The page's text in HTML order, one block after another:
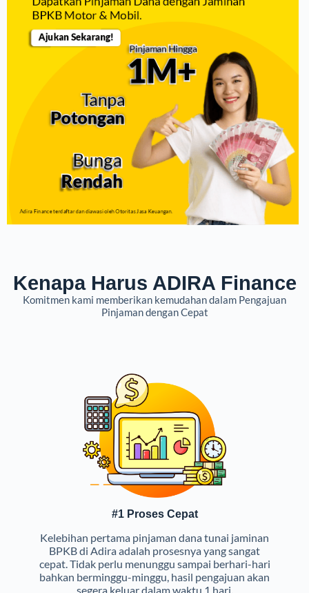
Kenapa Harus ADIRA Finance
Komitmen kami memberikan kemudahan dalam Pengajuan
Pinjaman dengan Cepat
#1 Proses Cepat
Kelebihan pertama pinjaman dana tunai jaminan
BPKB di Adira adalah prosesnya yang sangat
cepat. Tidak perlu menunggu sampai berhari-hari
bahkan berminggu-minggu, hasil pengajuan akan
segera keluar dalam waktu 1 hari.